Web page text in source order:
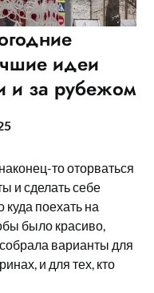
идеи
и за рубежом
то оторваться
и сделать себе
поехать на
было красиво,
варианты для
и для тех, кто